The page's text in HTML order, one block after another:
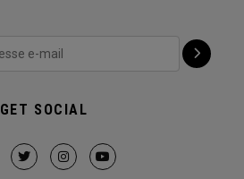
GET SOCIAL